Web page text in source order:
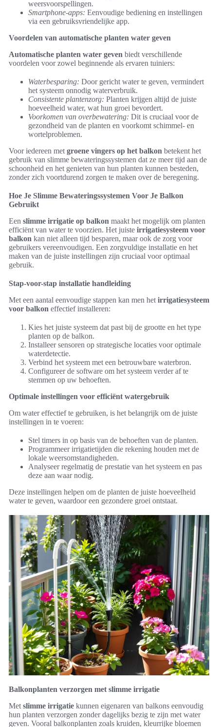
weersvoorspellingen.
Smartphone-apps: Eenvoudige bediening en instellingen
via een gebruiksvriendelijke app.
Voordelen van automatische planten water geven
Automatische planten water geven biedt verschillende
voordelen voor zowel beginnende als ervaren tuiniers:
Waterbesparing: Door gericht water te geven, vermindert
het systeem onnodig waterverbruik.
Consistente plantenzorg: Planten krijgen altijd de juiste
hoeveelheid water, wat hun groei bevordert.
Voorkomen van overbewatering: Dit is cruciaal voor de
gezondheid van de planten en voorkomt schimmel- en
wortelproblemen.
Voor iedereen met groene vingers op het balkon betekent het
gebruik van slimme bewateringssystemen dat ze meer tijd aan de
schoonheid en het genieten van hun planten kunnen besteden,
zonder zich voortdurend zorgen te maken over de beregening.
Hoe Je Slimme Bewateringssystemen Voor Je Balkon
Gebruikt
Een slimme irrigatie op balkon maakt het mogelijk om planten
efficiënt van water te voorzien. Het juiste irrigatiesysteem voor
balkon kan niet alleen tijd besparen, maar ook de zorg voor
gebruikers vereenvoudigen. Een zorgvuldige installatie en het
maken van de juiste instellingen zijn cruciaal voor optimaal
gebruik.
Stap-voor-stap installatie handleiding
Met een aantal eenvoudige stappen kan men het irrigatiesysteem
voor balkon effectief installeren:
Kies het juiste systeem dat past bij de grootte en het type
planten op de balkon.
Installeer sensoren op strategische locaties voor optimale
waterdetectie.
Verbind het systeem met een betrouwbare waterbron.
Configureer de software om het systeem verder af te
stemmen op uw behoeften.
Optimale instellingen voor efficiënt watergebruik
Om water effectief te gebruiken, is het belangrijk om de juiste
instellingen in te voeren:
Stel timers in op basis van de behoeften van de planten.
Programmeer irrigatietijden die rekening houden met de
lokale weersomstandigheden.
Analyseer regelmatig de prestatie van het systeem en pas
deze aan waar nodig.
Deze instellingen helpen om de planten de juiste hoeveelheid
water te geven, waardoor een gezondere groei ontstaat.
Balkonplanten verzorgen met slimme irrigatie
Met slimme irrigatie kunnen eigenaren van balkons eenvoudig
hun planten verzorgen zonder dagelijks bezig te zijn met water
geven. Vooral balkonplanten zoals kruiden, kleurrijke bloemen